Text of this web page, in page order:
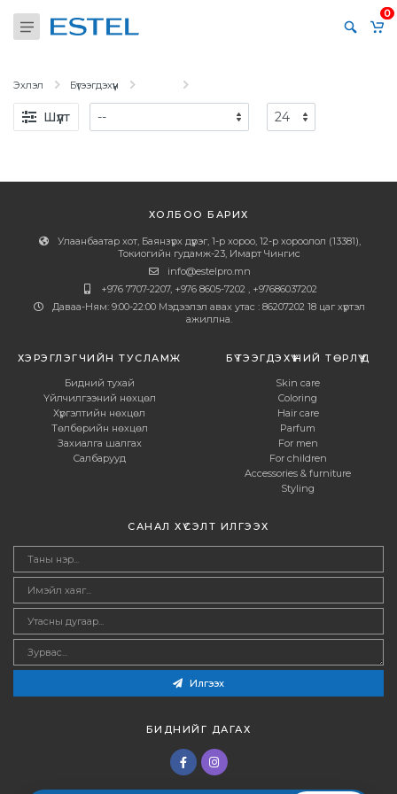
0
Эхлэл Бүтээгдэхүүн
Шүүлт
ХОЛБОО БАРИХ
Улаанбаатар хот, Баянзүрх дүүрэг, 1-р хороо, 12-р хороолол (13381),
Токиогийн гудамж-23, Имарт Чингис
info@estelpro.mn
+976 7707-2207, +976 8605-7202 , +97686037202
Даваа-Ням: 9:00-22:00 Мэдээлэл авах утас : 86207202 18 цаг хүртэл
ажиллна.
ХЭРЭГЛЭГЧИЙН ТУСЛАМЖ
Бидний тухай
Үйлчилгээний нөхцөл
Хүргэлтийн нөхцөл
Төлбөрийн нөхцөл
Захиалга шалгах
Салбарууд
БҮТЭЭГДЭХҮҮНИЙ ТӨРЛҮҮД
Skin care
Coloring
Hair care
Parfum
For men
For children
Accessories & furniture
Styling
САНАЛ ХҮСЭЛТ ИЛГЭЭХ
Илгээх
БИДНИЙГ ДАГАХ